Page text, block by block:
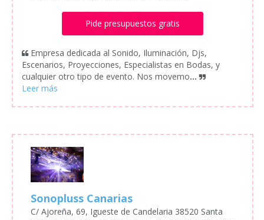
Pide presupuestos gratis
Empresa dedicada al Sonido, Iluminación, Djs,
Escenarios, Proyecciones, Especialistas en Bodas, y
cualquier otro tipo de evento. Nos movemo...
Sonopluss Canarias
C/ Ajoreña, 69, Igueste de Candelaria 38520 Santa